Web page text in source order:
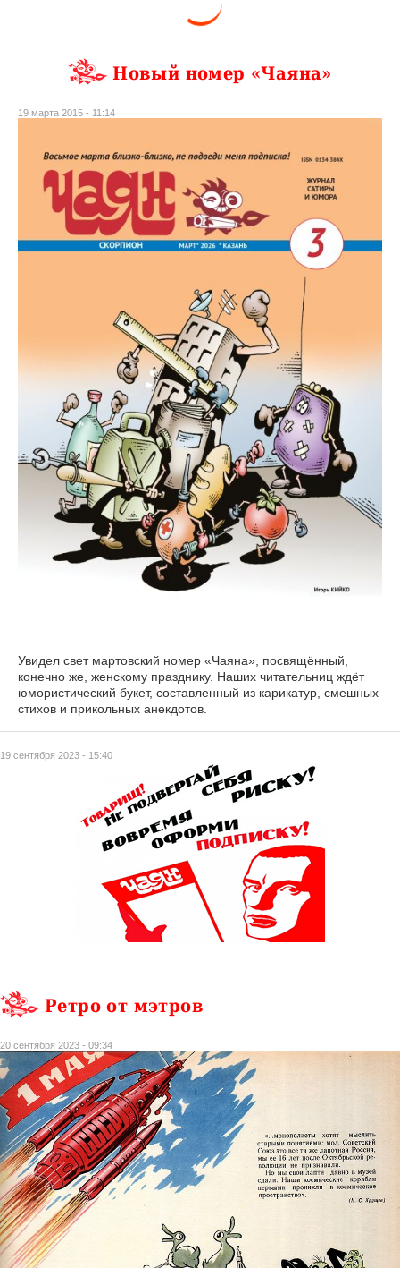
19 сентября 2023 - 15:40
Новый номер «Чаяна»
19 марта 2015 - 11:14
Увидел свет мартовский номер «Чаяна», посвящённый,
конечно же, женскому празднику. Наших читательниц ждёт
юмористический букет, составленный из карикатур, смешных
стихов и прикольных анекдотов.
Ретро от мэтров
20 сентября 2023 - 09:34